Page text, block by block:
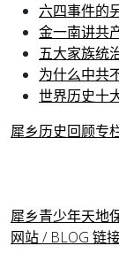
六四事件的
金一南讲共
五大家族统
为什么中共
世界历史十
犀乡历史回顾专
犀乡青少年天地
网站 / BLOG 链